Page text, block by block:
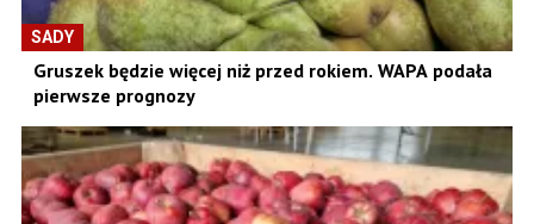
SADY
Gruszek będzie więcej niż przed rokiem. WAPA podała
pierwsze prognozy